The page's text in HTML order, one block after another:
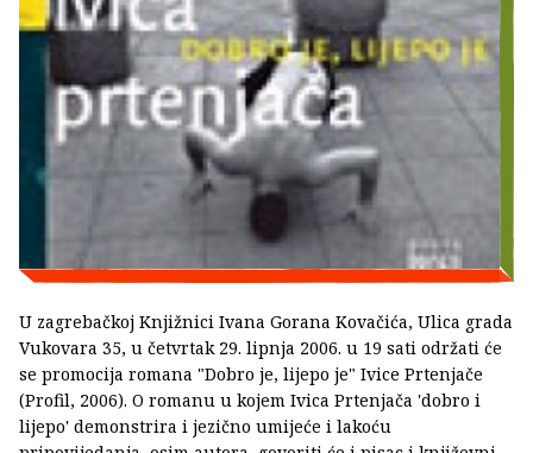
U zagrebačkoj Knjižnici Ivana Gorana Kovačića, Ulica grada
Vukovara 35, u četvrtak 29. lipnja 2006. u 19 sati održati će
se promocija romana "Dobro je, lijepo je" Ivice Prtenjače
(Profil, 2006). O romanu u kojem Ivica Prtenjača 'dobro i
lijepo' demonstrira i jezično umijeće i lakoću